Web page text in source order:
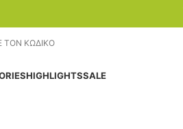
ΤΟΝ ΚΩΔΙΚΟ
HIGHLIGHTSSALE